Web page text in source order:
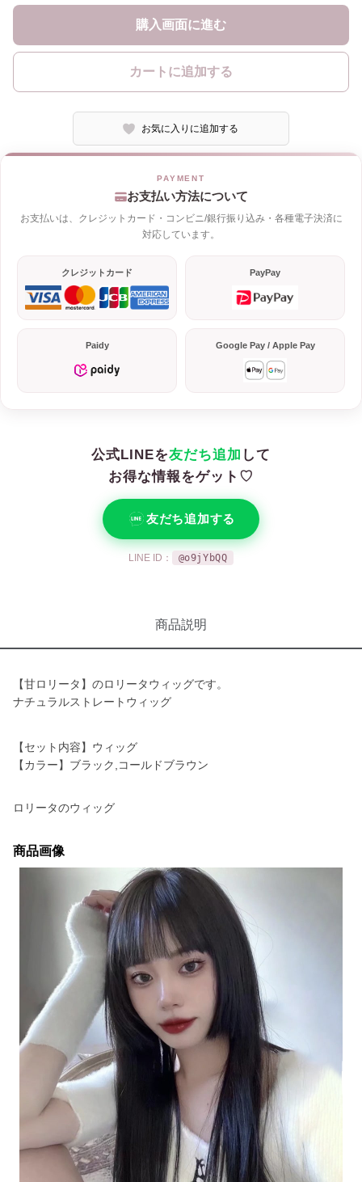
購入画面に進む
カートに追加する
お気に入りに追加する
お支払い方法について
お支払いは、クレジットカード・コンビニ/銀行振り込み・各種電子決済に
対応しています。
クレジットカード PayPay
Paidy Google Pay / Apple Pay
公式LINEを友だち追加 して
お得な情報をゲット♡
友だち追加する
LINE ID： @o9jYbQQ
商品説明
【甘ロリータ】のロリータウィッグです。
ナチュラルストレートウィッグ
【セット内容】ウィッグ
【カラー】ブラック,コールドブラウン
ロリータのウィッグ
商品画像